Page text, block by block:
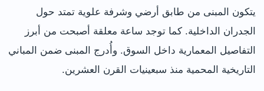
يتكون المبنى من طابق أرضي وشرفة علوية تمتد حول
الجدران الداخلية. كما توجد ساعة معلقة أصبحت من أبرز
التفاصيل المعمارية داخل السوق. وأُدرج المبنى ضمن المباني
التاريخية المحمية منذ سبعينيات القرن العشرين.